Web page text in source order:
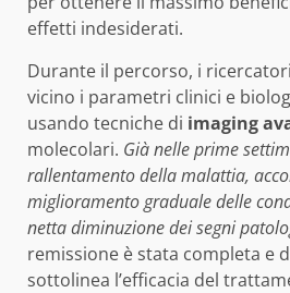
effetti indesiderati.
Durante il percorso, i
vicino i parametri clinici e
usando tecniche di imaging
molecolari. Già nelle prime
rallentamento della malattia,
miglioramento graduale delle
netta diminuzione dei segni
remissione è stata completa e
sottolinea l’efficacia del